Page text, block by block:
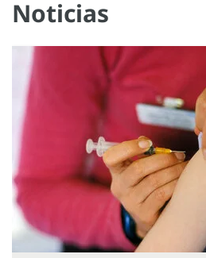
Noticias